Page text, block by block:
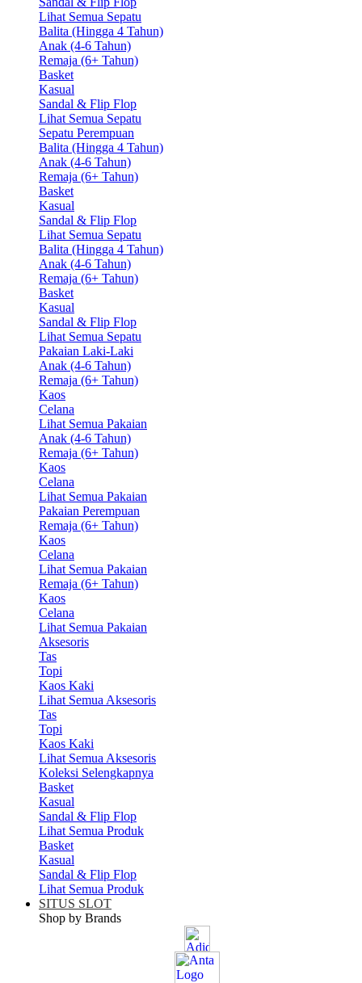
Lihat Semua Sepatu
Balita (Hingga 4 Tahun)
Anak (4-6 Tahun)
Remaja (6+ Tahun)
Basket
Kasual
Sandal & Flip Flop
Lihat Semua Sepatu
Sepatu Perempuan
Balita (Hingga 4 Tahun)
Anak (4-6 Tahun)
Remaja (6+ Tahun)
Basket
Kasual
Sandal & Flip Flop
Lihat Semua Sepatu
Balita (Hingga 4 Tahun)
Anak (4-6 Tahun)
Remaja (6+ Tahun)
Basket
Kasual
Sandal & Flip Flop
Lihat Semua Sepatu
Pakaian Laki-Laki
Anak (4-6 Tahun)
Remaja (6+ Tahun)
Kaos
Celana
Lihat Semua Pakaian
Anak (4-6 Tahun)
Remaja (6+ Tahun)
Kaos
Celana
Lihat Semua Pakaian
Pakaian Perempuan
Remaja (6+ Tahun)
Kaos
Celana
Lihat Semua Pakaian
Remaja (6+ Tahun)
Kaos
Celana
Lihat Semua Pakaian
Aksesoris
Tas
Topi
Kaos Kaki
Lihat Semua Aksesoris
Tas
Topi
Kaos Kaki
Lihat Semua Aksesoris
Koleksi Selengkapnya
Basket
Kasual
Sandal & Flip Flop
Lihat Semua Produk
Basket
Kasual
Sandal & Flip Flop
Lihat Semua Produk
SITUS SLOT
Shop by Brands